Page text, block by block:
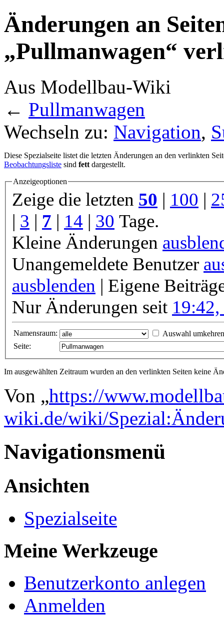
Änderungen an
„Pullmanwagen“
Aus Modellbau-Wiki
← Pullmanwagen
Wechseln zu: Navigation,
Diese Spezialseite listet die letzten Änderungen an den verlinkten
Beobachtungsliste sind fett dargestellt.
Anzeigeoptionen
Zeige die letzten 50 | 100 |
| 3 | 7 | 14 | 30 Tage.
Kleine Änderungen
Unangemeldete Benutzer
ausblenden | Eigene
Nur Änderungen seit
Namensraum:
Auswahl umkehren
Seite:
Im ausgewählten Zeitraum wurden an den verlinkten Seiten keine
Von „https://
wiki.de/wiki/
Navigationsmenü
Ansichten
Spezialseite
Meine Werkzeuge
Benutzerkonto anlegen
Anmelden